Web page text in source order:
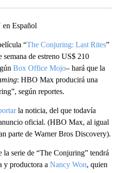
Español
“The Conjuring: Last Rites”
de estreno US$ 210
Box Office Mojo– hará que la
: HBO Max producirá una
según reportes.
la noticia, del que todavía
oficial. (HBO Max, al igual
parte de Warner Bros Discovery).
serie de “The Conjuring” tendrá
y productora a Nancy Won, quien